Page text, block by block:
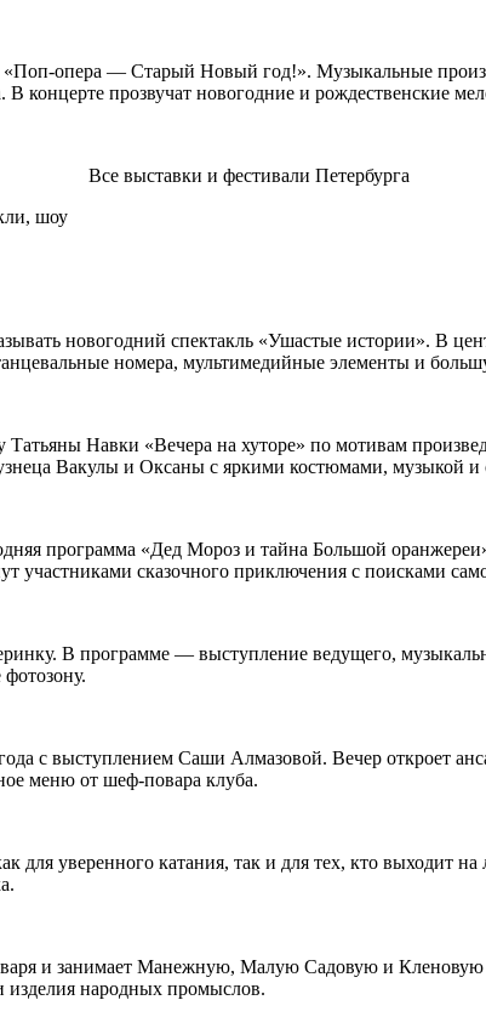
опера — Старый Новый год!». Музыкальные
концерте прозвучат новогодние и рождественские
Все выставки и фестивали Петербурга
новогодний спектакль «Ушастые истории». В
номера, мультимедийные элементы и
Навки «Вечера на хуторе» по мотивам
Вакулы и Оксаны с яркими костюмами, музыкой и
программа «Дед Мороз и тайна Большой
участниками сказочного приключения с поисками
В программе — выступление ведущего,
с выступлением Саши Алмазовой. Вечер откроет
меню от шеф-повара клуба.
для уверенного катания, так и для тех, кто выходит
и занимает Манежную, Малую Садовую и Кленовую
народных промыслов.